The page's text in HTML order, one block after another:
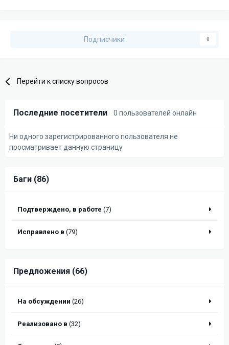
Подписчики 0
Перейти к списку вопросов
Последние посетители 0 пользователей онлайн
Ни одного зарегистрированного пользователя не
просматривает данную страницу
Баги (86)
Подтверждено, в работе (7)
Исправлено в (79)
Предложения (66)
На обсуждении (26)
Реализовано в (32)